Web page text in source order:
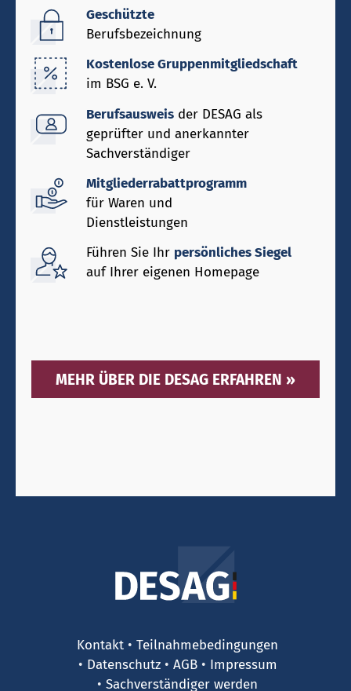
Geschützte
Berufsbezeichnung
Kostenlose Gruppenmitgliedschaft
im BSG e. V.
Berufsausweis der DESAG als
geprüfter und anerkannter
Sachverständiger
Mitgliederrabattprogramm
für Waren und
Dienstleistungen
Führen Sie Ihr persönliches Siegel
auf Ihrer eigenen Homepage
MEHR ÜBER DIE DESAG ERFAHREN »
Kontakt
Teilnahmebedingungen
Datenschutz
AGB
Impressum
Sachverständiger werden